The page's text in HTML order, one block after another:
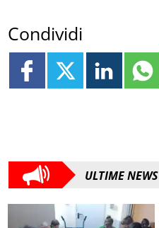
Condividi
ULTIME NEWS